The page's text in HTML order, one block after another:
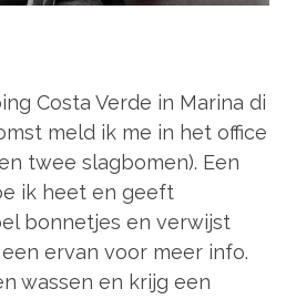
Costa Verde in Marina di
meld ik me in het office
twee slagbomen). Een
ik heet en geeft
bonnetjes en verwijst
ervan voor meer info.
wassen en krijg een